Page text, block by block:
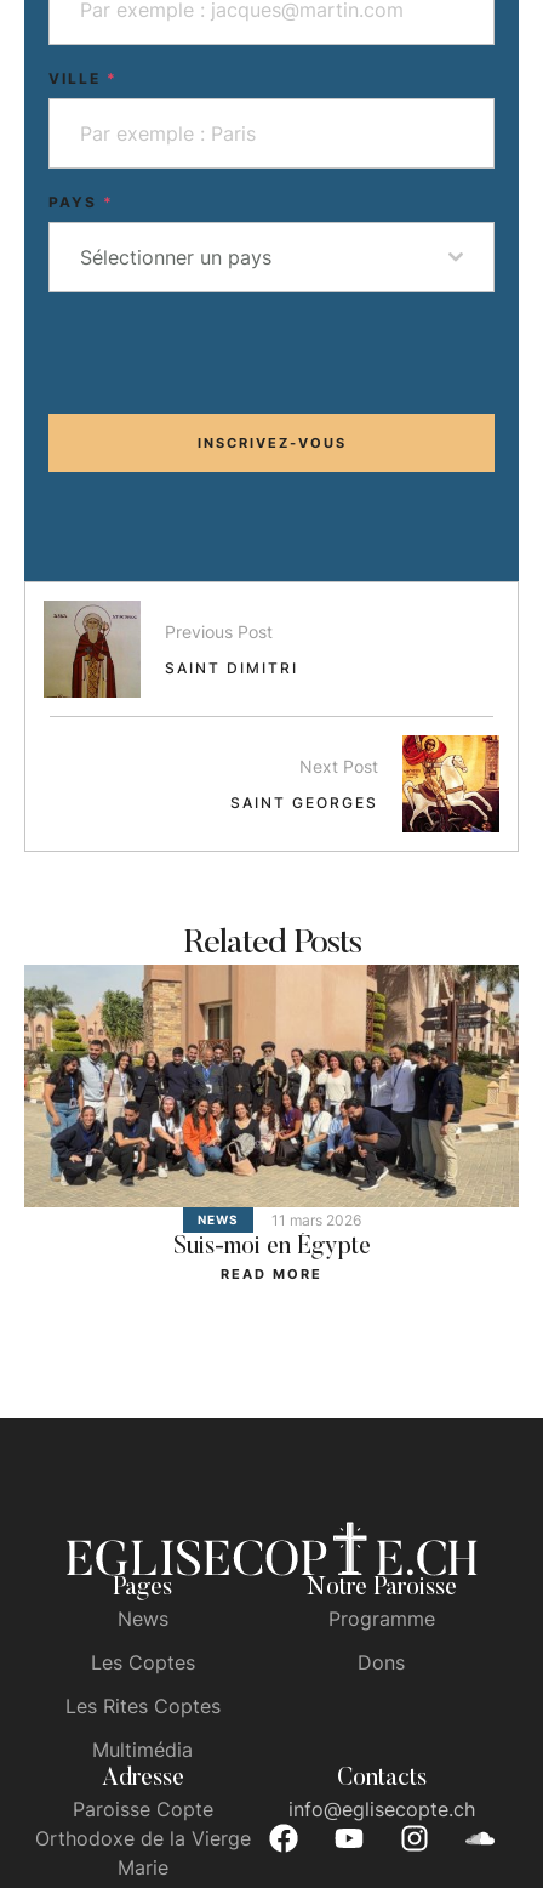
VILLE *
PAYS *
Sélectionner un pays
INSCRIVEZ-VOUS
Previous Post
SAINT DIMITRI
Next Post
SAINT GEORGES
Related Posts
NEWS 11 mars 2026
Suis-moi en Égypte
READ MORE
Pages
News
Les Coptes
Les Rites Coptes
Multimédia
Notre Paroisse
Programme
Dons
Adresse
Paroisse Copte
Orthodoxe de la Vierge
Marie
Contacts
info@eglisecopte.ch